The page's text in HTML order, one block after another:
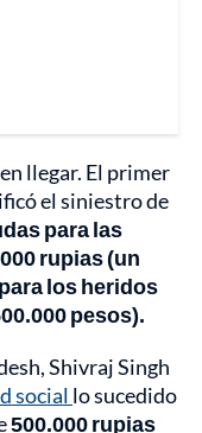
llegar. El primer
el siniestro de
para las
rupias (un
los heridos
pesos).
Shivraj Singh
social lo sucedido
500.000 rupias